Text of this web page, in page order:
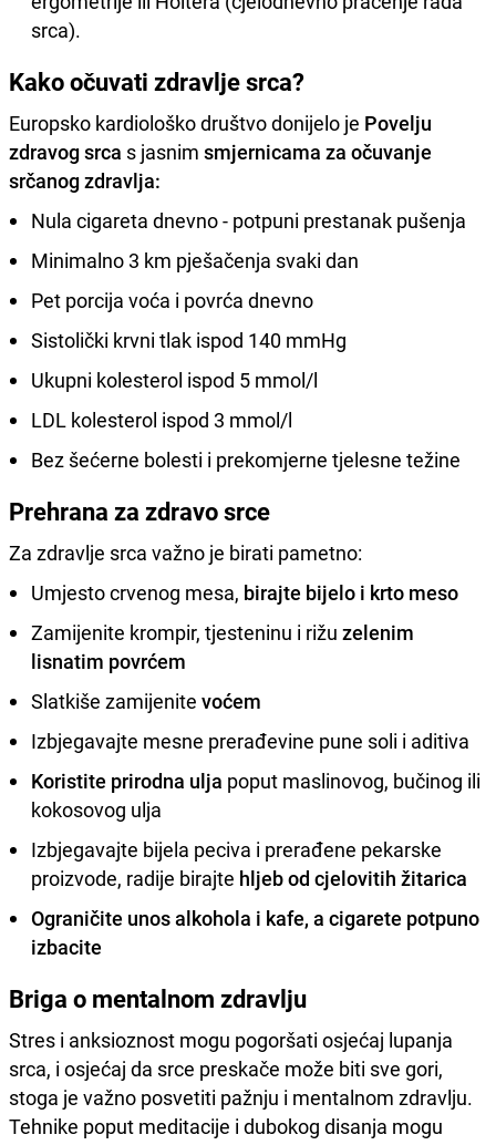
srca).
Kako očuvati zdravlje srca?
Europsko kardiološko društvo donijelo je Povelju
zdravog srca s jasnim smjernicama za očuvanje
srčanog zdravlja:
Nula cigareta dnevno - potpuni prestanak pušenja
Minimalno 3 km pješačenja svaki dan
Pet porcija voća i povrća dnevno
Sistolički krvni tlak ispod 140 mmHg
Ukupni kolesterol ispod 5 mmol/l
LDL kolesterol ispod 3 mmol/l
Bez šećerne bolesti i prekomjerne tjelesne težine
Prehrana za zdravo srce
Za zdravlje srca važno je birati pametno:
Umjesto crvenog mesa, birajte bijelo i krto meso
Zamijenite krompir, tjesteninu i rižu zelenim
lisnatim povrćem
Slatkiše zamijenite voćem
Izbjegavajte mesne prerađevine pune soli i aditiva
Koristite prirodna ulja poput maslinovog, bučinog ili
kokosovog ulja
Izbjegavajte bijela peciva i prerađene pekarske
proizvode, radije birajte hljeb od cjelovitih žitarica
Ograničite unos alkohola i kafe, a cigarete potpuno
izbacite
Briga o mentalnom zdravlju
Stres i anksioznost mogu pogoršati osjećaj lupanja
srca, i osjećaj da srce preskače može biti sve gori,
stoga je važno posvetiti pažnju i mentalnom zdravlju.
Tehnike poput meditacije i dubokog disanja mogu